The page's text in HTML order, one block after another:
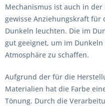
Mechanismus ist auch in
gewisse Anziehungskraft für
Dunkeln leuchten. Die im
gut geeignet, um im
Atmosphäre zu schaffen.
Aufgrund der für die
Materialien hat die Farbe
Tönung. Durch die